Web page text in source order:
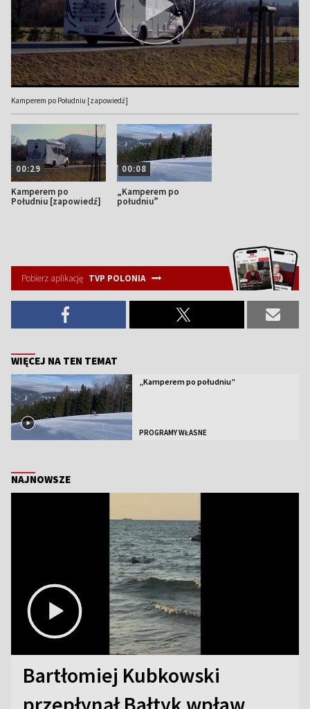
Kamperem po Południu [zapowiedź]
00:29
Kamperem po
Południu [zapowiedź]
00:08
„Kamperem po
południu”
Pobierz aplikację TVP POLONIA
WIĘCEJ NA TEN TEMAT
„Kamperem po południu”
PROGRAMY WŁASNE
NAJNOWSZE
Bartłomiej Kubkowski